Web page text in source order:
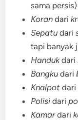
sama persis)
Koran dari
Sepatu dari
tapi banyak
Handukdari
Bangku dari
Knalpot dari
Polisi dari
Kamar dari